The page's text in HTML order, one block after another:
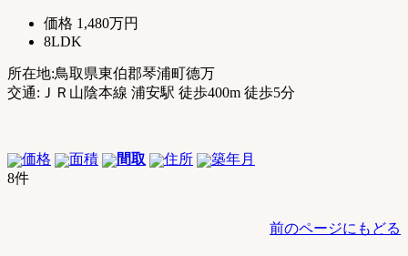
価格 1,480万円
8LDK
所在地:鳥取県東伯郡琴浦町德万
交通:ＪＲ山陰本線 浦安駅 徒歩400m 徒歩5分
価格 面積 間取 住所
築年月
8件
前のページにもどる